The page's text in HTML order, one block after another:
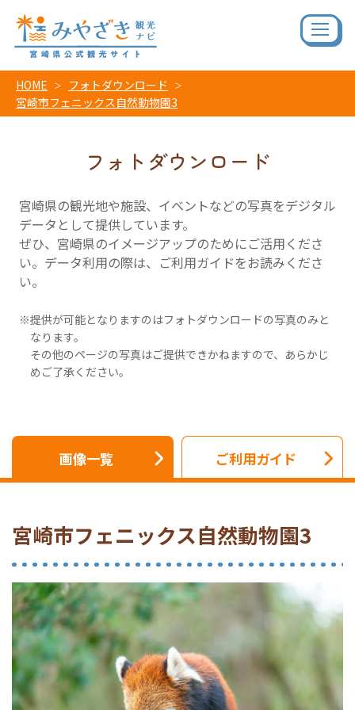
HOME
フォトダウンロード
宮崎市フェニックス自然動物園3
フォトダウンロード
宮崎県の観光地や施設、イベントなどの写真をデジタル
データとして提供しています。
ぜひ、宮崎県のイメージアップのためにご活用くださ
い。データ利用の際は、ご利用ガイドをお読みくださ
い。
提供が可能となりますのはフォトダウンロードの写真のみと
なります。
その他のページの写真はご提供できかねますので、あらかじ
めご了承ください。
画像一覧 ご利用ガイド
宮崎市フェニックス自然動物園3